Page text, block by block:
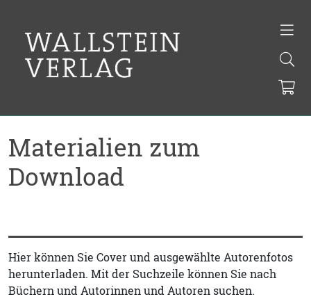
Materialien zum
Download
Hier können Sie Cover und ausgewählte Autorenfotos
herunterladen. Mit der Suchzeile können Sie nach
Büchern und Autorinnen und Autoren suchen.